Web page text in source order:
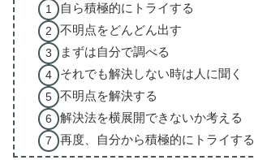
自ら積極的にトライする
不明点をどんどん出す
まずは自分で調べる
それでも解決しない時は人に聞く
不明点を解決する
解決法を横展開できないか考える
再度、自分から積極的にトライする